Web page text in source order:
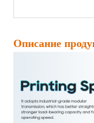
Описание